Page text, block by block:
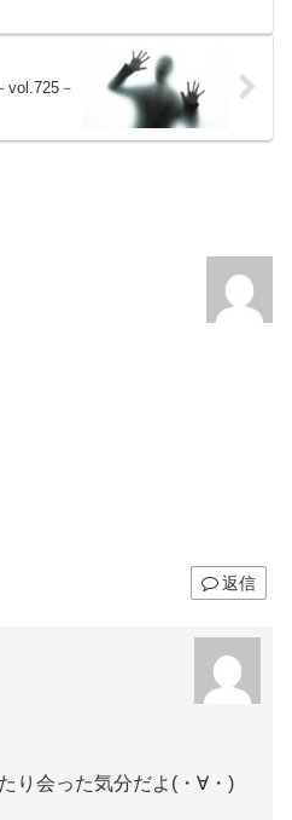
－
返信
り会った気分だよ(・∀・)